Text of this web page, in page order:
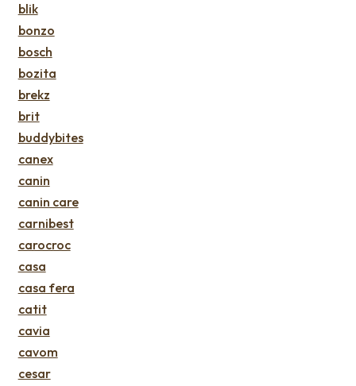
blik
bonzo
bosch
bozita
brekz
brit
buddybites
canex
canin
canin care
carnibest
carocroc
casa
casa fera
catit
cavia
cavom
cesar